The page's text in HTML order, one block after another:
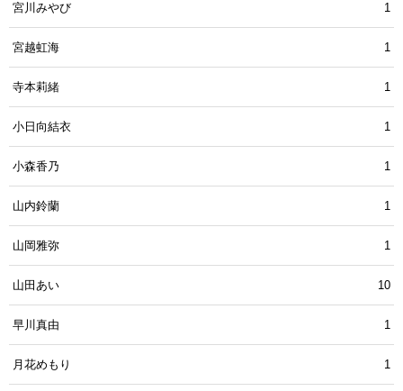
宮川みやび 1
宮越虹海 1
寺本莉緒 1
小日向結衣 1
小森香乃 1
山内鈴蘭 1
山岡雅弥 1
山田あい 10
早川真由 1
月花めもり 1